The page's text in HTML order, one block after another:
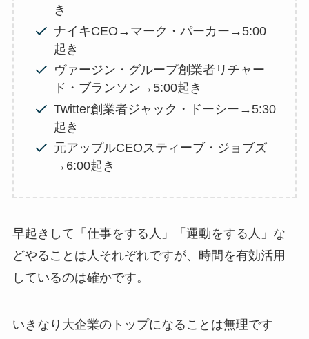
き
ナイキCEO→マーク・パーカー→5:00
起き
ヴァージン・グループ創業者リチャー
ド・ブランソン→5:00起き
Twitter創業者ジャック・ドーシー→5:30
起き
元アップルCEOスティーブ・ジョブズ
→6:00起き
早起きして「仕事をする人」「運動をする人」な
どやることは人それぞれですが、時間を有効活用
しているのは確かです。
いきなり大企業のトップになることは無理です